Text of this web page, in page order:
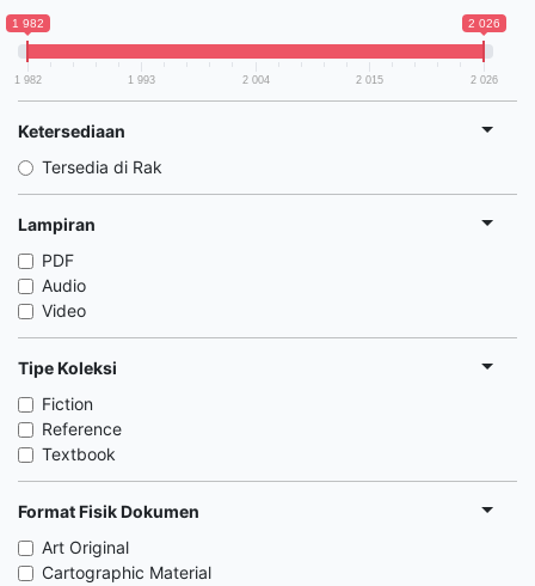
1 982 2 026
1 982 1 993 2 004 2 015 2 026
Ketersediaan
Tersedia di Rak
Lampiran
PDF
Audio
Video
Tipe Koleksi
Fiction
Reference
Textbook
Format Fisik Dokumen
Art Original
Cartographic Material